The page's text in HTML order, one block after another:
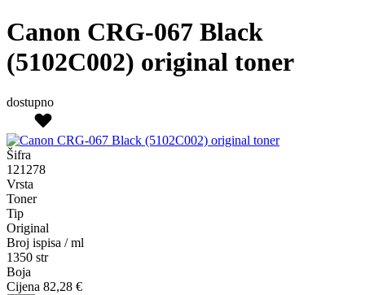
Canon CRG-067 Black
(5102C002) original toner
dostupno
Šifra
121278
Vrsta
Toner
Tip
Original
Broj ispisa / ml
1350 str
Boja
Cijena 82,28 €